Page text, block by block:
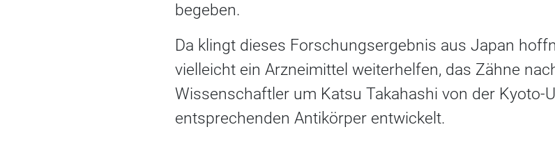
begeben.
Da klingt dieses Forschungsergebnis aus Japan
vielleicht ein Arzneimittel weiterhelfen, das Zähne
Wissenschaftler um Katsu Takahashi von der Kyoto-
entsprechenden Antikörper entwickelt.